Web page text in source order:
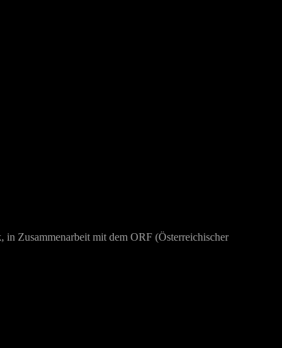
Zusammenarbeit mit dem ORF (Österreichischer